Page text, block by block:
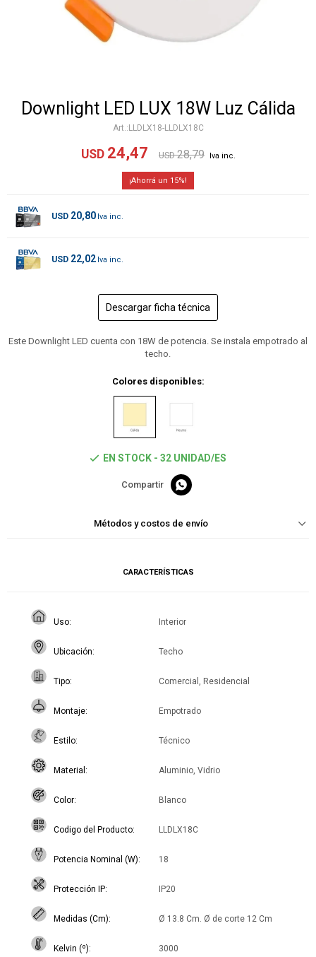
Downlight LED LUX 18W Luz Cálida
LLDLX18-LLDLX18C
USD 24,47 USD 28,79
15
USD 20,80
USD 22,02
Descargar ficha técnica
Este Downlight LED cuenta con 18W de potencia. Se instala empotrado al
techo.
Colores disponibles:
EN STOCK - 32 UNIDAD/ES

Métodos y costos de envío
CARACTERÍSTICAS
Uso Interior
Ubicación Techo
Tipo Comercial, Residencial
Montaje Empotrado
Estilo Técnico
Material Aluminio, Vidrio
Color Blanco
Codigo del Producto LLDLX18C
Potencia Nominal (W) 18
Protección IP IP20
Medidas (Cm) Ø 13.8 Cm. Ø de corte 12 Cm
Kelvin (º) 3000